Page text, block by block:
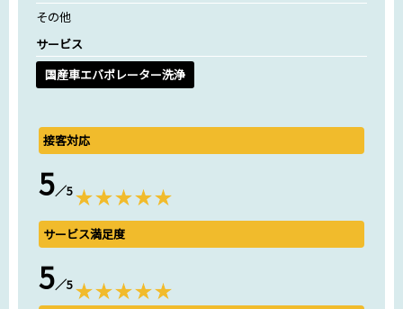
その他
サービス
国産車エバポレーター洗浄
接客対応
5／5
サービス満足度
5／5